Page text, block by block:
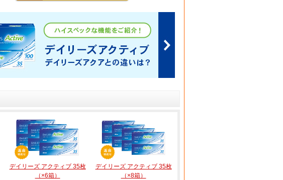
デイリーズ アクティブ 35枚
（×6箱）
デイリーズ アクティブ 35枚
（×8箱）